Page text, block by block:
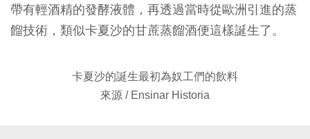
帶有輕酒精的發酵液體，再透過當時從歐洲引進的蒸
餾技術，類似卡夏沙的甘蔗蒸餾酒便這樣誕生了。
卡夏沙的誕生最初為奴工們的飲料
來源 / Ensinar Historia